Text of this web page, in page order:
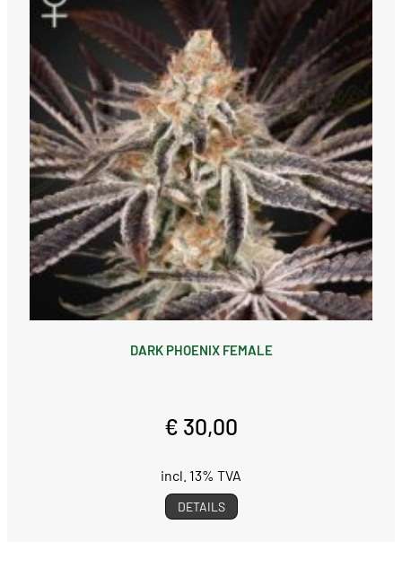
DARK PHOENIX FEMALE
€ 30,00
incl. 13% TVA
DETAILS